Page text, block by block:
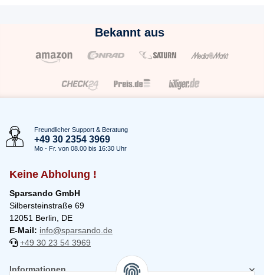
Bekannt aus
Freundlicher Support & Beratung
+49 30 2354 3969
Mo - Fr. von 08.00 bis 16:30 Uhr
Keine Abholung !
Sparsando GmbH
Silbersteinstraße 69
12051 Berlin, DE
E-Mail: info@sparsando.de
+49 30 23 54 3969
Informationen